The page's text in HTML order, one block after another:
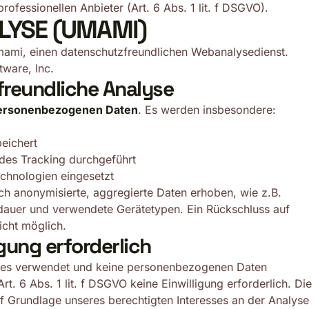
Anbieter (Art. 6 Abs. 1 lit. f DSGVO).
(UMAMI)
einen datenschutzfreundlichen Webanalysedienst.
Inc.
Analyse
Daten. Es werden insbesondere:
Tracking durchgeführt
eingesetzt
anonymisierte, aggregierte Daten erhoben, wie z.B.
und verwendete Gerätetypen. Ein Rückschluss auf
möglich.
erforderlich
verwendet und keine personenbezogenen Daten
6 Abs. 1 lit. f DSGVO keine Einwilligung erforderlich. Die
unseres berechtigten Interesses an der Analyse